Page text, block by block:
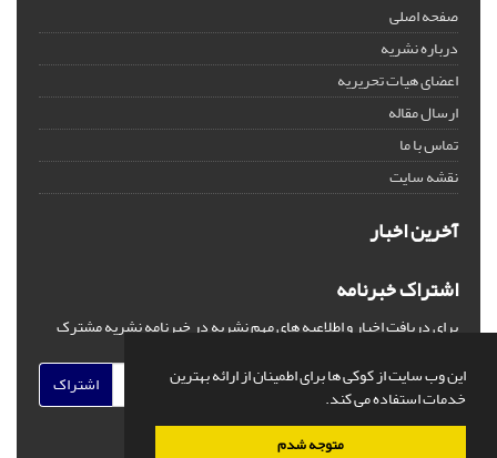
این وب سایت از کوکی ها برای اطمینان از ارائه بهترین
خدمات استفاده می کند.
متوجه شدم
صفحه اصلی
درباره نشریه
اعضای هیات تحریریه
ارسال مقاله
تماس با ما
نقشه سایت
آخرین اخبار
اشتراک خبرنامه
برای دریافت اخبار و اطلاعیه های مهم نشریه در خبرنامه نشریه مشترک
اشتراک